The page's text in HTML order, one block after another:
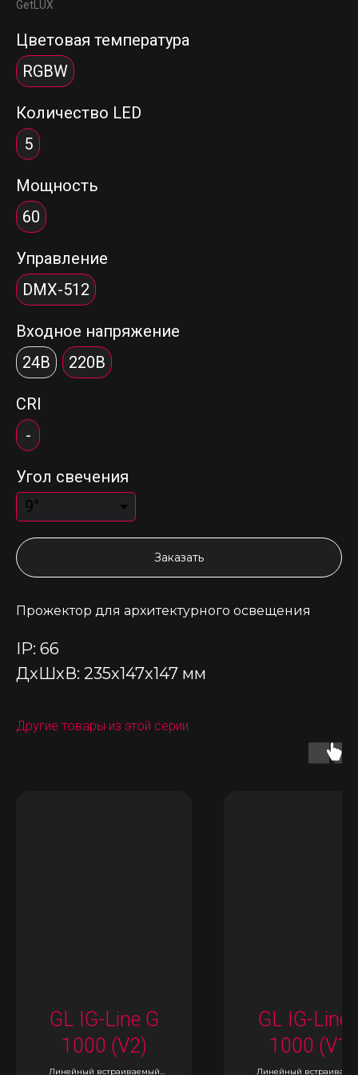
GetLUX
Цветовая температура
RGBW
Количество LED
5
Мощность
60
Управление
DMX-512
Входное напряжение
24В
220В
CRI
-
Угол свечения
Заказать
Прожектор для архитектурного освещения
IP: 66
ДxШxВ: 235x147x147 мм
Другие товары из этой серии
GL IG-Line G
1000 (V2)
Линейный встраиваемый
GL IG-Line
1000 (V1)
Линейный